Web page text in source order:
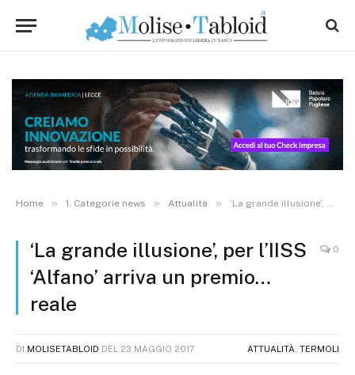
Home » 1. Categorie news » Attualità » ‘La grande illusione’, per l’IISS ‘Alfano’ arriva un premio… reale
‘La grande illusione’, per l’IISS
‘Alfano’ arriva un premio…
reale
0
DI MOLISETABLOID DEL 23 MAGGIO 2017 ATTUALITÀ TERMOLI